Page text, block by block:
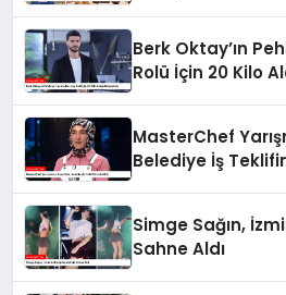
Berk Oktay’ın
Rolü İçin 20 Kilo
MasterChef
Belediye İş
Simge Sağın,
Sahne Aldı